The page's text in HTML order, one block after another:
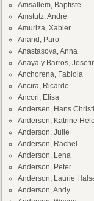
Amsallem, Baptiste
Amstutz, André
Amuriza, Xabier
Anand, Paro
Anastasova, Anna
Anaya y Barros,
Anchorena, Fabiola
Ancira, Ricardo
Ancori, Elisa
Andersen, Hans
Andersen, Katrine
Anderson, Julie
Anderson, Rachel
Anderson, Lena
Anderson, Peter
Anderson, Laurie
Anderson, Andy